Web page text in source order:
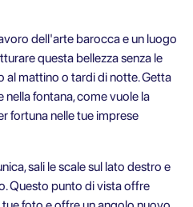
dell'arte barocca e un luogo
questa bellezza senza le
al mattino o tardi di notte. Getta
nella fontana, come vuole la
fortuna nelle tue imprese
sali le scale sul lato destro e
Questo punto di vista offre